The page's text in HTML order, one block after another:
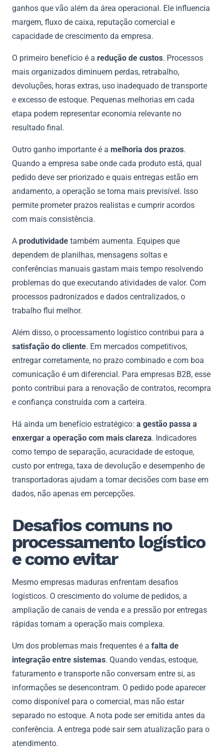
ganhos que vão além da área operacional. Ele influencia
margem, fluxo de caixa, reputação comercial e
capacidade de crescimento da empresa.
O primeiro benefício é a redução de custos. Processos
mais organizados diminuem perdas, retrabalho,
devoluções, horas extras, uso inadequado de transporte
e excesso de estoque. Pequenas melhorias em cada
etapa podem representar economia relevante no
resultado final.
Outro ganho importante é a melhoria dos prazos.
Quando a empresa sabe onde cada produto está, qual
pedido deve ser priorizado e quais entregas estão em
andamento, a operação se torna mais previsível. Isso
permite prometer prazos realistas e cumprir acordos
com mais consistência.
A produtividade também aumenta. Equipes que
dependem de planilhas, mensagens soltas e
conferências manuais gastam mais tempo resolvendo
problemas do que executando atividades de valor. Com
processos padronizados e dados centralizados, o
trabalho flui melhor.
Além disso, o processamento logístico contribui para a
satisfação do cliente. Em mercados competitivos,
entregar corretamente, no prazo combinado e com boa
comunicação é um diferencial. Para empresas B2B, esse
ponto contribui para a renovação de contratos, recompra
e confiança construída com a carteira.
Há ainda um benefício estratégico: a gestão passa a
enxergar a operação com mais clareza. Indicadores
como tempo de separação, acuracidade de estoque,
custo por entrega, taxa de devolução e desempenho de
transportadoras ajudam a tomar decisões com base em
dados, não apenas em percepções.
Desafios comuns no
processamento logístico
e como evitar
Mesmo empresas maduras enfrentam desafios
logísticos. O crescimento do volume de pedidos, a
ampliação de canais de venda e a pressão por entregas
rápidas tornam a operação mais complexa.
Um dos problemas mais frequentes é a falta de
integração entre sistemas. Quando vendas, estoque,
faturamento e transporte não conversam entre si, as
informações se desencontram. O pedido pode aparecer
como disponível para o comercial, mas não estar
separado no estoque. A nota pode ser emitida antes da
conferência. A entrega pode sair sem atualização para o
atendimento.